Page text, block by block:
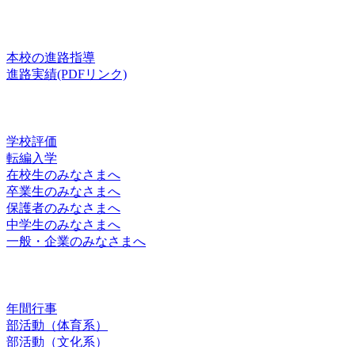
本校の進路指導
進路実績(PDFリンク)
学校評価
転編入学
在校生のみなさまへ
卒業生のみなさまへ
保護者のみなさまへ
中学生のみなさまへ
一般・企業のみなさまへ
年間行事
部活動（体育系）
部活動（文化系）